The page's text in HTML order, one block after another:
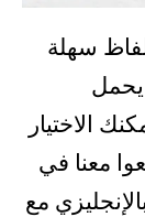
سهلة
يحمل
الاختيار
معنا في
مع